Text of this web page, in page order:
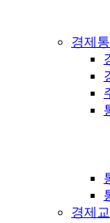
경제통
경제